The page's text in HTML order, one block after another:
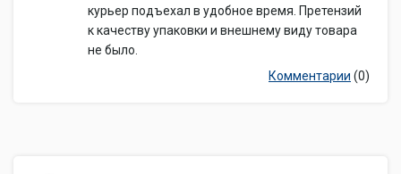
курьер подъехал в удобное время. Претензий
к качеству упаковки и внешнему виду товара
не было.
Комментарии (0)